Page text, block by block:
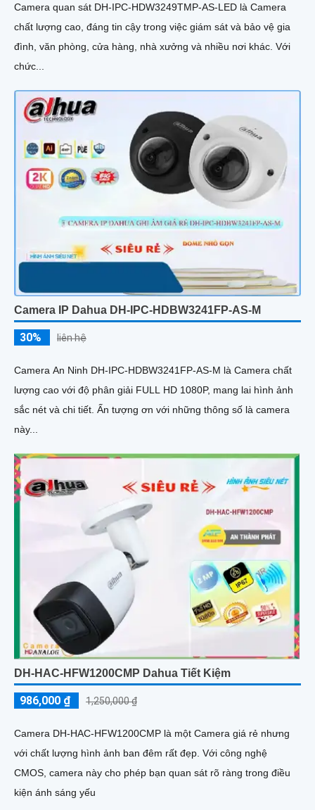
Camera quan sát DH-IPC-HDW3249TMP-AS-LED là Camera
chất lượng cao, đáng tin cậy trong việc giám sát và bảo vệ gia
đình, văn phòng, cửa hàng, nhà xưởng và nhiều nơi khác. Với
chức...
Camera IP Dahua DH-IPC-HDBW3241FP-AS-M
30% liên hệ
Camera An Ninh DH-IPC-HDBW3241FP-AS-M là Camera chất
lượng cao với độ phân giải FULL HD 1080P, mang lai hình ảnh
sắc nét và chi tiết. Ấn tượng ơn với những thông số là camera
này...
DH-HAC-HFW1200CMP Dahua Tiết Kiệm
986,000 ₫ 1,250,000 ₫
Camera DH-HAC-HFW1200CMP là một Camera giá rẻ nhưng
với chất lượng hình ảnh ban đêm rất đẹp. Với công nghệ
CMOS, camera này cho phép bạn quan sát rõ ràng trong điều
kiện ánh sáng yếu